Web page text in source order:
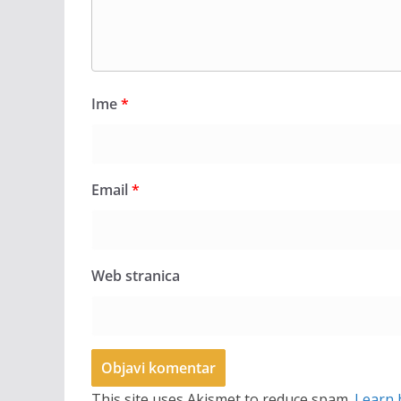
Ime*
Email*
Web stranica